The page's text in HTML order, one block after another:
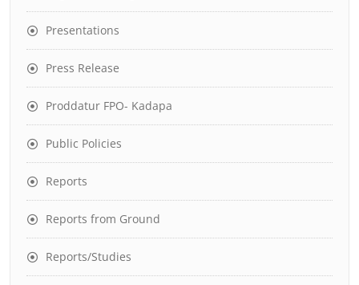
Presentations
Press Release
Proddatur FPO- Kadapa
Public Policies
Reports
Reports from Ground
Reports/Studies